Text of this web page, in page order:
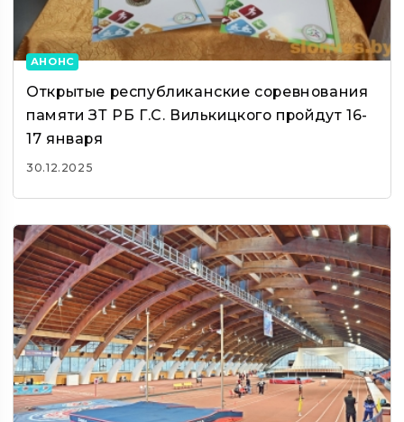
АНОНС
Открытые республиканские соревнования
памяти ЗТ РБ Г.С. Вилькицкого пройдут 16-
17 января
30.12.2025